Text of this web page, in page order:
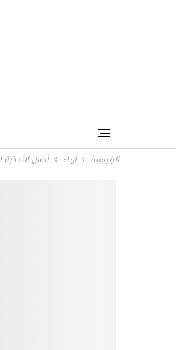
الرئيسية أزياء أجمل الأحذية